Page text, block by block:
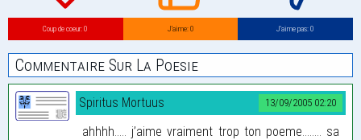
Coup de coeur: 0 J’aime: 0 J’aime pas: 0
Commentaire Sur La Poesie
13/09/2005 02:20
Spiritus Mortuus
ahhhh..... j’aime vraiment trop ton poeme........ sa